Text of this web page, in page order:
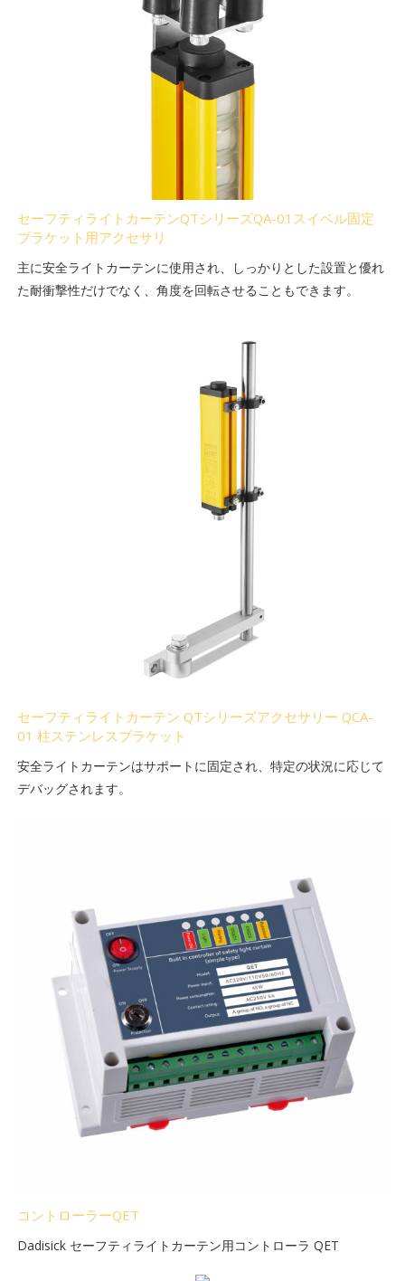
セーフティライトカーテンQTシリーズQA-01スイベル固定
ブラケット用アクセサリ
主に安全ライトカーテンに使用され、しっかりとした設置と優れ
た耐衝撃性だけでなく、角度を回転させることもできます。
セーフティライトカーテン QTシリーズアクセサリー QCA-
01 柱ステンレスブラケット
安全ライトカーテンはサポートに固定され、特定の状況に応じて
デバッグされます。
コントローラーQET
Dadisick セーフティライトカーテン用コントローラ QET